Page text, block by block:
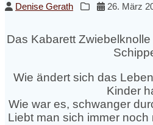
Denise Gerath 26. März
Das Kabarett
Wie ändert sich das
Kinder
Wie war es, schwanger
Liebt man sich immer